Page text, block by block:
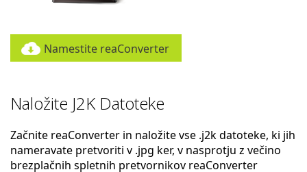
Namestite reaConverter
Naložite J2K Datoteke
Začnite reaConverter in naložite vse .j2k datoteke, ki jih
nameravate pretvoriti v .jpg ker, v nasprotju z večino
brezplačnih spletnih pretvornikov reaConverter